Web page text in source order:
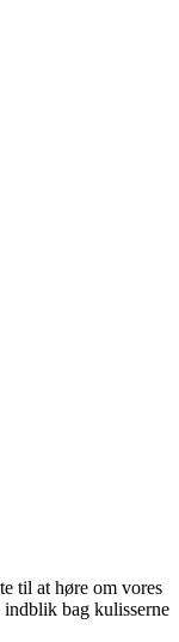
til at høre om vores
bag kulisserne